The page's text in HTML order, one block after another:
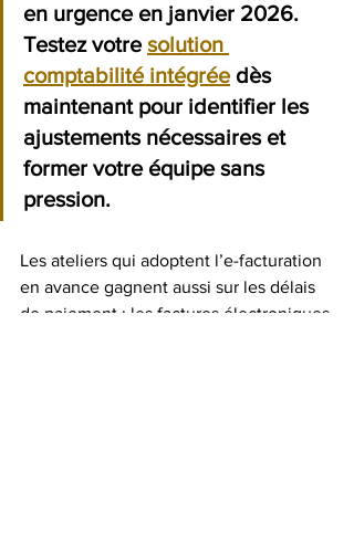
en urgence en janvier 2026.
Testez votre solution
comptabilité intégrée dès
maintenant pour identifier les
ajustements nécessaires et
former votre équipe sans
pression.
Les ateliers qui adoptent l’e-facturation
en avance gagnent aussi sur les délais
de paiement : les factures électroniques